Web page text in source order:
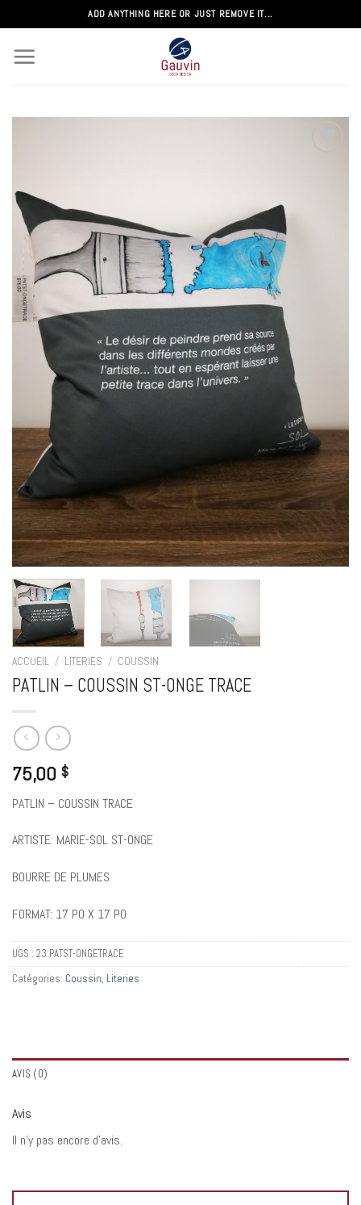
au
contenu
ADD ANYTHING HERE OR JUST REMOVE IT...
ACCUEIL / LITERIES / COUSSIN
PATLIN – COUSSIN ST-ONGE TRACE
75,00 $
PATLIN – COUSSIN TRACE
ARTISTE: MARIE-SOL ST-ONGE
BOURRE DE PLUMES
FORMAT: 17 PO X 17 PO
UGS : 23:PATST-ONGETRACE
Catégories: Coussin, Literies
AVIS (0)
Avis
Il n’y pas encore d’avis.